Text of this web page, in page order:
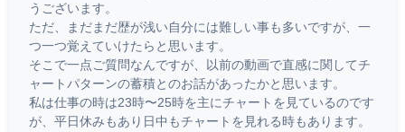
うございます。
ただ、まだまだ歴が浅い自分には難しい事も多いですが、一
つ一つ覚えていけたらと思います。
そこで一点ご質問なんですが、以前の動画で直感に関してチ
ャートパターンの蓄積とのお話があったかと思います。
私は仕事の時は23時〜25時を主にチャートを見ているのです
が、平日休みもあり日中もチャートを見れる時もあります。